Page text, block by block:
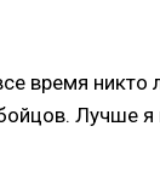
время никто
Лучше